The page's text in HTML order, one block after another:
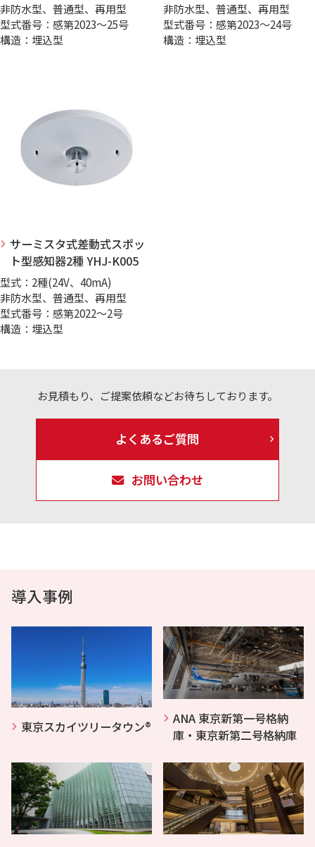
非防水型、普通型、再用型
型式番号：感第2023～25号
構造：埋込型
非防水型、普通型、再用型
型式番号：感第2023～24号
構造：埋込型
サーミスタ式差動式スポッ
ト型感知器2種 YHJ-K005
型式：2種(24V、40mA)
非防水型、普通型、再用型
型式番号：感第2022～2号
構造：埋込型
お見積もり、ご提案依頼などお待ちしております。
よくあるご質問
お問い合わせ
導入事例
東京スカイツリータウン®
ANA 東京新第一号格納
庫・東京新第二号格納庫